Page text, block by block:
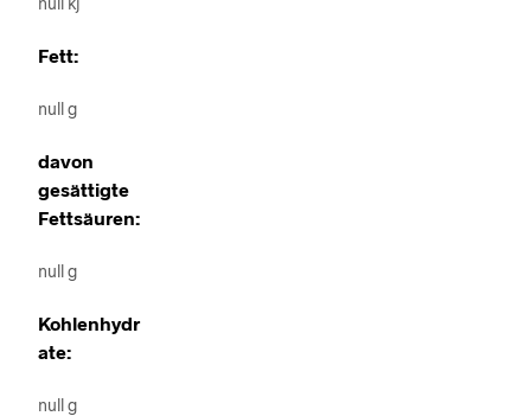
Fett:
null g
davon
gesättigte
Fettsäuren:
null g
Kohlenhydr
ate:
null g